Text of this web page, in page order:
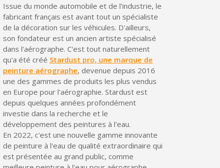
Issue du monde automobile et de l'industrie, le
fabricant français est avant tout un spécialiste
de la décoration sur les véhicules. D'ailleurs,
son fondateur est un ancien artiste spécialisé
dans l'aérographe. C'est tout naturellement
qu'a été créé Stardust pro, une marque de
peinture aérographe, devenue depuis 2016
une des gammes de produits les plus vendus
en Europe pour l'aérographie. Stardust est
depuis quelques années profondément
investie dans la recherche et le
développement des peintures à l'eau.
En 2022, c'est une nouvelle gamme innovante
de peinture à l'eau de qualité extraordinaire qui
est présentée au grand public, comme